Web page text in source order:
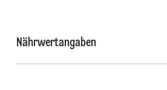
Nährwertangaben